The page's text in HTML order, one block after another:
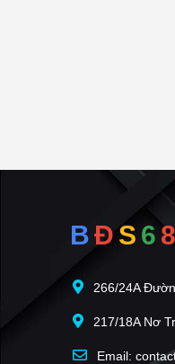
BĐ S 6 8
266/24A
217/18A Nơ
Email: